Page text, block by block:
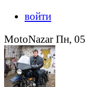
войти
MotoNazar Пн,